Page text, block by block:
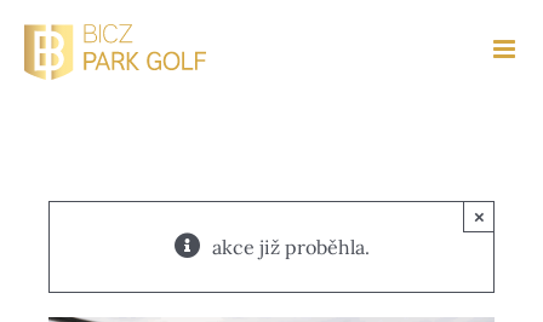
obsah
akce již proběhla.
×